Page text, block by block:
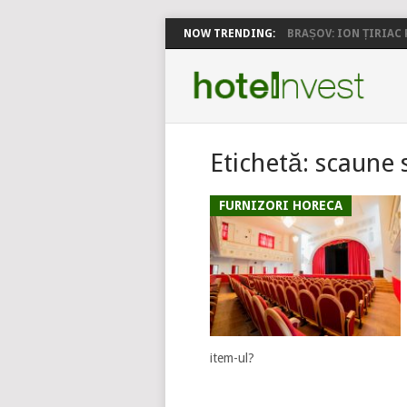
NOW TRENDING: BRAȘOV: ION ȚIRIAC
Etichetă: scaune
FURNIZORI HORECA
item-ul?